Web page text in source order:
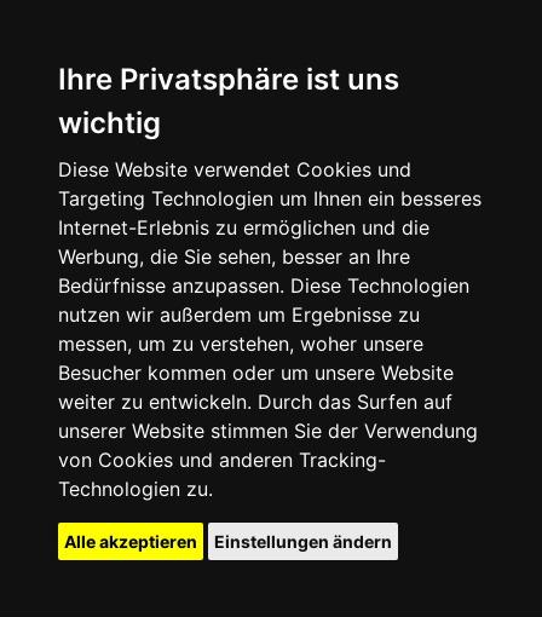
Ihre Privatsphäre ist uns
wichtig
Diese Website verwendet Cookies und
Targeting Technologien um Ihnen ein besseres
Internet-Erlebnis zu ermöglichen und die
Werbung, die Sie sehen, besser an Ihre
Bedürfnisse anzupassen. Diese Technologien
nutzen wir außerdem um Ergebnisse zu
messen, um zu verstehen, woher unsere
Besucher kommen oder um unsere Website
weiter zu entwickeln. Durch das Surfen auf
unserer Website stimmen Sie der Verwendung
von Cookies und anderen Tracking-
Technologien zu.
Alle akzeptieren Einstellungen ändern